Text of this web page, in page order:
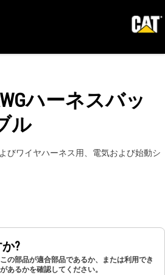
ハーネスバッ
ル
びワイヤハーネス用、電気および始動シ
?
の部品が適合部品であるか、または利用でき
あるかを確認してください。